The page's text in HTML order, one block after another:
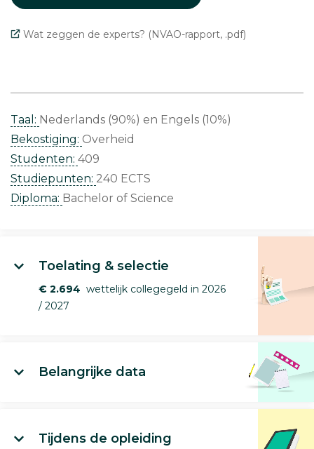
Wat zeggen de experts? (NVAO-rapport, .pdf)
Taal: Nederlands (90%)
Engels (10%)
Bekostiging: Overheid
Studenten: 409
Studiepunten: 240 ECTS
Diploma: Bachelor of Science
Toelating & selectie
€ 2.694 wettelijk collegegeld in 2026
/ 2027
Belangrijke data
Tijdens de opleiding